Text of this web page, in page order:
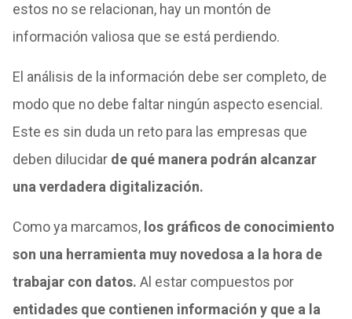
estos no se relacionan, hay un montón de
información valiosa que se está perdiendo.
El análisis de la información debe ser completo, de
modo que no debe faltar ningún aspecto esencial.
Este es sin duda un reto para las empresas que
deben dilucidar de qué manera podrán alcanzar
una verdadera digitalización.
Como ya marcamos, los gráficos de conocimiento
son una herramienta muy novedosa a la hora de
trabajar con datos. Al estar compuestos por
entidades que contienen información y que a la